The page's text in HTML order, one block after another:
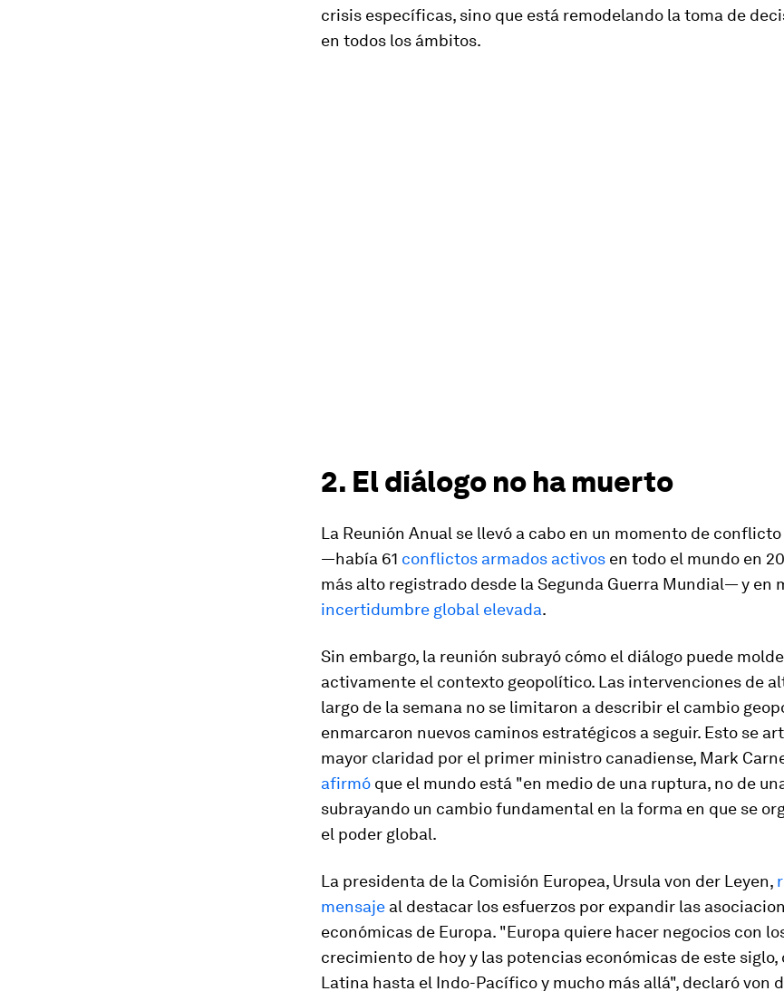
crisis específicas, sino que está remodelando la toma de
en todos los ámbitos.
2. El diálogo no ha muerto
La Reunión Anual se llevó a cabo en un momento de
—había 61 conflictos armados activos en todo el mundo en
más alto registrado desde la Segunda Guerra Mundial— y en
incertidumbre global elevada.
Sin embargo, la reunión subrayó cómo el diálogo puede
activamente el contexto geopolítico. Las intervenciones de
largo de la semana no se limitaron a describir el cambio
enmarcaron nuevos caminos estratégicos a seguir. Esto se
mayor claridad por el primer ministro canadiense, Mark
afirmó que el mundo está "en medio de una ruptura, no de
subrayando un cambio fundamental en la forma en que se
el poder global.
La presidenta de la Comisión Europea, Ursula von der Leyen,
mensaje al destacar los esfuerzos por expandir las
económicas de Europa. "Europa quiere hacer negocios con
crecimiento de hoy y las potencias económicas de este siglo,
Latina hasta el Indo-Pacífico y mucho más allá", declaró von